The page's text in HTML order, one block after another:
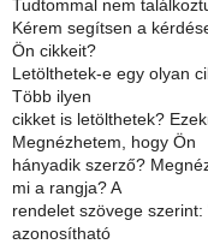
Tudtommal nem
Kérem segítsen a
Ön cikkeit?
Letölthetek-e egy olyan
Több ilyen
cikket is letölthetek?
Megnézhetem, hogy Ön
hányadik szerző?
mi a rangja? A
rendelet szövege szerint:
azonosítható